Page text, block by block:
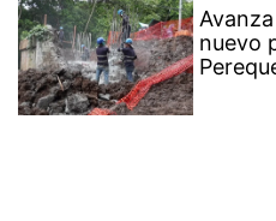
nuevo